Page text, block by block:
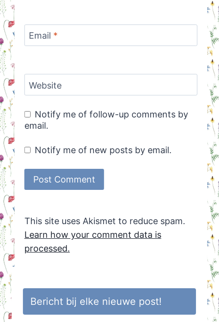
Email *
Website
Notify me of follow-up comments by
email.
Notify me of new posts by email.
This site uses Akismet to reduce spam.
Learn how your comment data is
processed.
Bericht bij elke nieuwe post!